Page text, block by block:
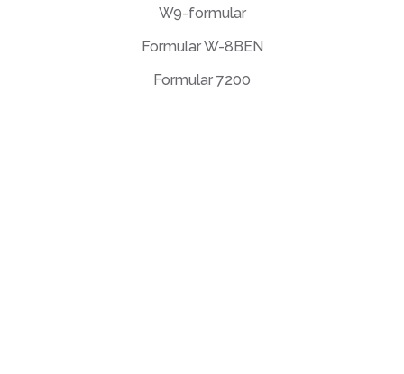
W9-formular
Formular W-8BEN
Formular 7200